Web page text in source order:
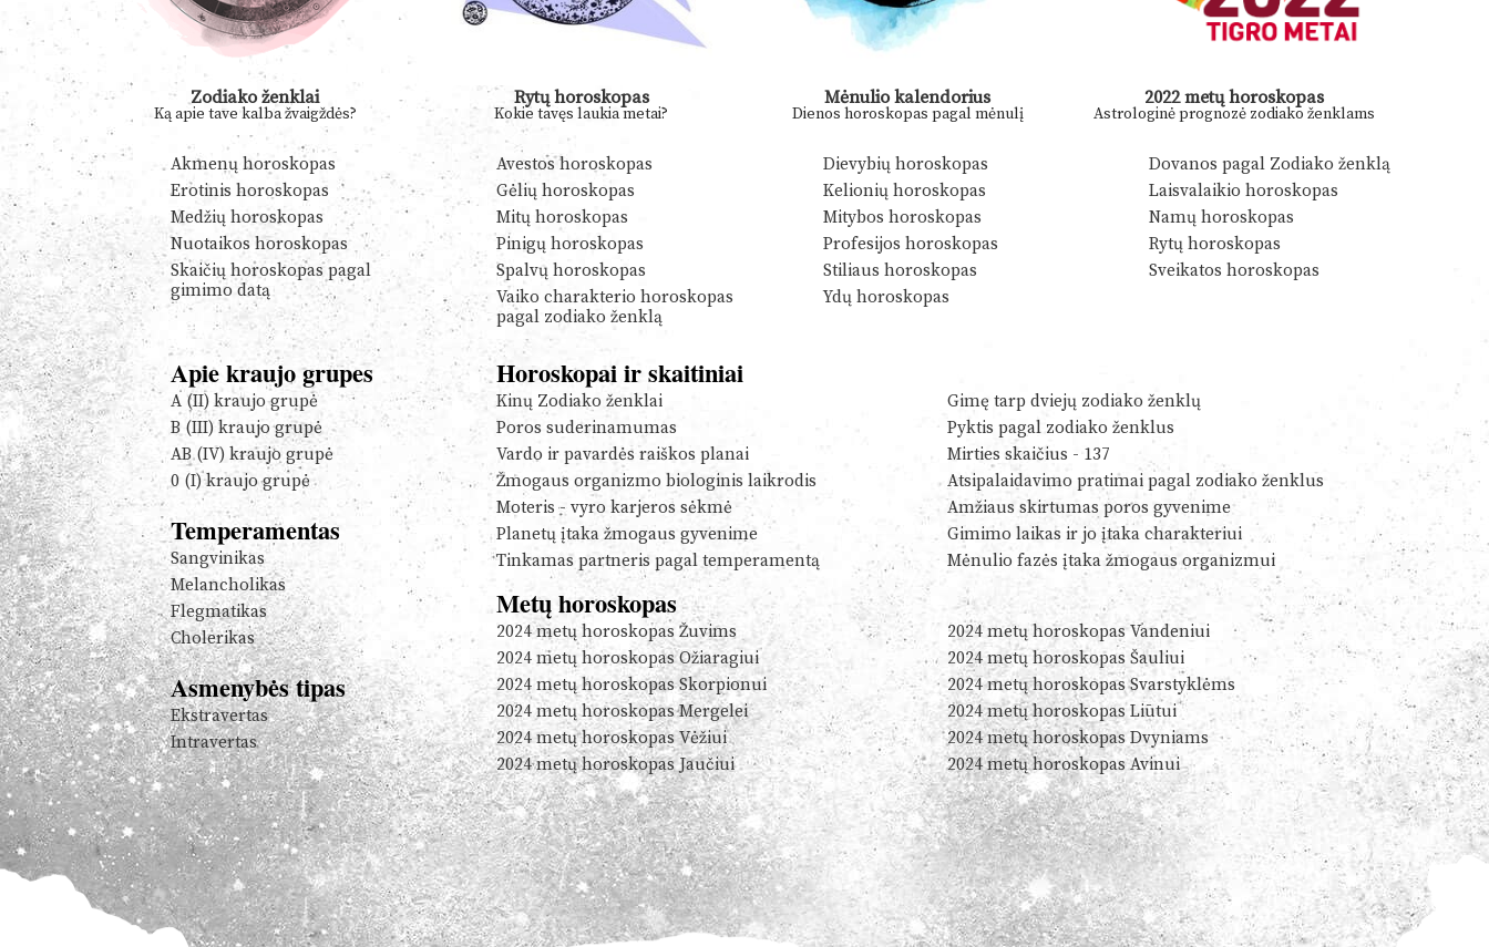
Zodiako ženklai
Ką apie tave kalba žvaigždės?
Rytų horoskopas
Kokie tavęs laukia metai?
Mėnulio kalendorius
Dienos horoskopas pagal mėnulį
2022 metų horoskopas
Astrologinė prognozė zodiako ženklams
Akmenų horoskopas Avestos horoskopas Dievybių horoskopas
Dovanos pagal Zodiako ženklą
Erotinis horoskopas
Gėlių horoskopas Kelionių horoskopas
Laisvalaikio horoskopas
Medžių horoskopas
Mitų horoskopas Mitybos horoskopas
Namų horoskopas
Nuotaikos horoskopas
Pinigų horoskopas Profesijos horoskopas
Rytų horoskopas
Skaičių horoskopas pagal
gimimo datą
Spalvų horoskopas Stiliaus horoskopas
Sveikatos horoskopas
Vaiko charakterio horoskopas
pagal zodiako ženklą
Ydų horoskopas
Apie kraujo grupes
A (II) kraujo grupė
B (III) kraujo grupė
AB (IV) kraujo grupė
0 (I) kraujo grupė
Temperamentas
Sangvinikas
Melancholikas
Flegmatikas
Cholerikas
Asmenybės tipas
Ekstravertas
Intravertas
Horoskopai ir skaitiniai
Kinų Zodiako ženklai
Gimę tarp dviejų zodiako ženklų
Poros suderinamumas
Pyktis pagal zodiako ženklus
Vardo ir pavardės raiškos planai
Mirties skaičius - 137
Žmogaus organizmo biologinis laikrodis
Atsipalaidavimo pratimai pagal zodiako ženklus
Moteris - vyro karjeros sėkmė
Amžiaus skirtumas poros gyvenime
Planetų įtaka žmogaus gyvenime
Gimimo laikas ir jo įtaka charakteriui
Tinkamas partneris pagal temperamentą
Mėnulio fazės įtaka žmogaus organizmui
Metų horoskopas
2024 metų horoskopas Žuvims
2024 metų horoskopas Vandeniui
2024 metų horoskopas Ožiaragiui
2024 metų horoskopas Šauliui
2024 metų horoskopas Skorpionui
2024 metų horoskopas Svarstyklėms
2024 metų horoskopas Mergelei
2024 metų horoskopas Liūtui
2024 metų horoskopas Vėžiui
2024 metų horoskopas Dvyniams
2024 metų horoskopas Jaučiui
2024 metų horoskopas Avinui